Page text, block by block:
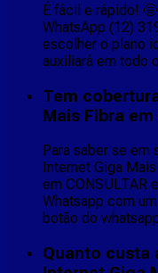
É fácil e rápido!
WhatsApp (12)
escolher o plano
auxiliará em todo
Tem
Mais Fibra em
Para saber se
Internet Giga
em CONSULTAR
Whatsapp com
botão do
Quanto custa